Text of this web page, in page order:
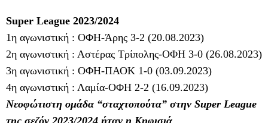
Super League 2023/2024
1η αγωνιστική : ΟΦΗ-Άρης 3-2 (20.08.2023)
2η αγωνιστική : Αστέρας Τρίπολης-ΟΦΗ 3-0 (26.08.2023)
3η αγωνιστική : ΟΦΗ-ΠΑΟΚ 1-0 (03.09.2023)
4η αγωνιστική : Λαμία-ΟΦΗ 2-2 (16.09.2023)
Νεοφώτιστη ομάδα “σταχτοπούτα” στην Super League
της σεζόν 2023/2024 ήταν η Κηφισιά